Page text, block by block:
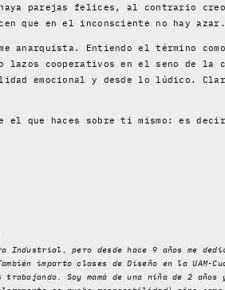
parejas felices, al contrario
que en el inconsciente no hay azar.
anarquista. Entiendo el término
cooperativos en el seno de la
emocional y desde lo lúdico.
el que haces sobre ti mismo: es
Industrial, pero desde hace 9 años me
imparto clases de Diseño en la
trabajando. Soy mamá de una niña de 2